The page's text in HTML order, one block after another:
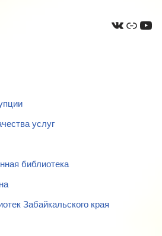
услуг
библиотека
Забайкальского края